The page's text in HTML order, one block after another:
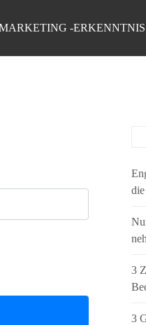
-
3
3